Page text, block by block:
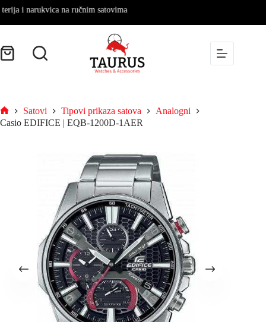
i narukvica na ručnim satovima
Satovi Tipovi prikaza satova
Analogni
Casio EDIFICE | EQB-1200D-1AER